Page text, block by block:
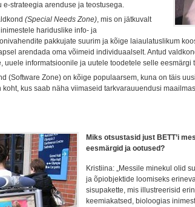
e-strateegia arenduse ja teostusega.
(Special Needs Zone), mis on jätkuvalt
hariduslike info- ja
pakkujate suurim ja kõige laiaulatuslikum
arendada oma võimeid individuaalselt. Antud
uuele informatsioonile ja uutele toodetele selle eesmärgi
(Software Zone) on kõige populaarsem, kuna on täis
koht, kus saab näha viimaseid tarkvarauuendusi
Miks otsustasid just BETT’i
eesmärgid ja ootused?
Kristiina: „Messile minekul olid
ja õpiobjektide loomiseks
sisupakette, mis illustreerisid
keemiakatsed, bioloogias